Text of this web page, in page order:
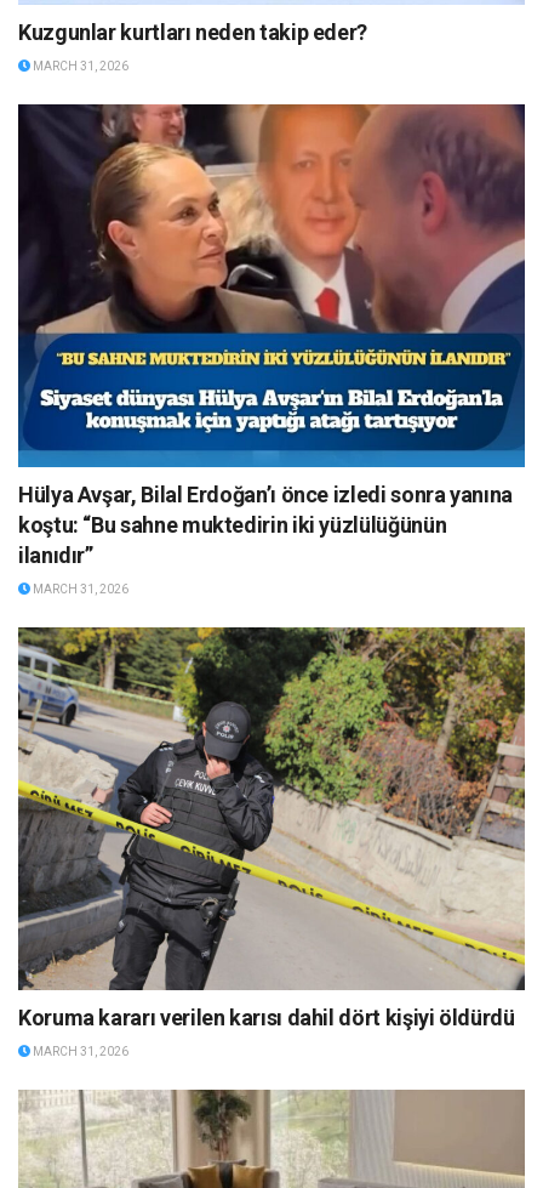
Kuzgunlar kurtları neden takip eder?
MARCH 31, 2026
Hülya Avşar, Bilal Erdoğan’ı önce izledi sonra yanına
koştu: “Bu sahne muktedirin iki yüzlülüğünün
ilanıdır”
MARCH 31, 2026
Koruma kararı verilen karısı dahil dört kişiyi öldürdü
MARCH 31, 2026